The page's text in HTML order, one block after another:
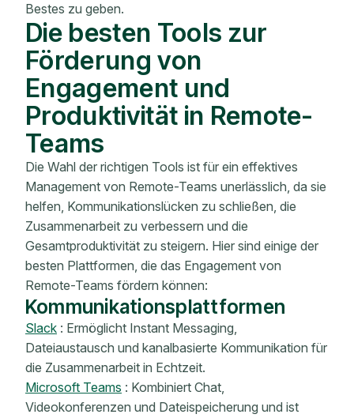
Bestes zu geben.
Die besten Tools zur
Förderung von
Engagement und
Produktivität in Remote-
Teams
Die Wahl der richtigen Tools ist für ein effektives
Management von Remote-Teams unerlässlich, da sie
helfen, Kommunikationslücken zu schließen, die
Zusammenarbeit zu verbessern und die
Gesamtproduktivität zu steigern. Hier sind einige der
besten Plattformen, die das Engagement von
Remote-Teams fördern können:
Kommunikationsplattformen
Slack : Ermöglicht Instant Messaging,
Dateiaustausch und kanalbasierte Kommunikation für
die Zusammenarbeit in Echtzeit.
Microsoft Teams : Kombiniert Chat,
Videokonferenzen und Dateispeicherung und ist